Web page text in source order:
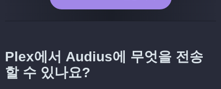
Plex에서 Audius에 무엇을 전송
할 수 있나요?